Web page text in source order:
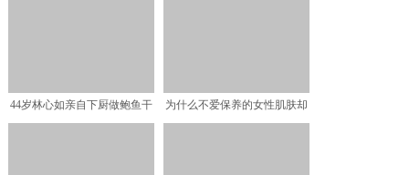
44岁林心如亲自下厨做鲍鱼干
为什么不爱保养的女性肌肤却